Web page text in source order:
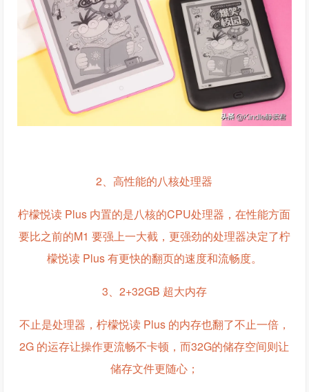
2、高性能的八核处理器
柠檬悦读 Plus 内置的是八核的CPU处理器，在性能方面
要比之前的M1 要强上一大截，更强劲的处理器决定了柠
檬悦读 Plus 有更快的翻页的速度和流畅度。
3、2+32GB 超大内存
不止是处理器，柠檬悦读 Plus 的内存也翻了不止一倍，
2G 的运存让操作更流畅不卡顿，而32G的储存空间则让
储存文件更随心；